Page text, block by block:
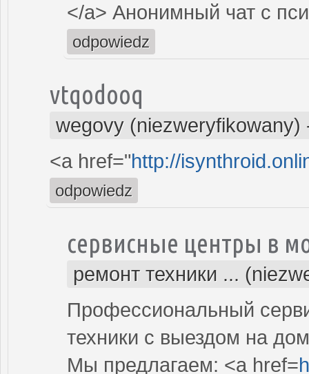
</a> Анонимный чат с
odpowiedz
vtqodooq
wegovy (niezweryfikowany)
<a href="http://
odpowiedz
сервисные центры в
ремонт техники ...
Профессиональный
техники с выездом на
Мы предлагаем: <a href=